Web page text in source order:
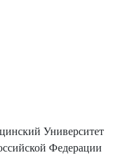
Университет
Федерации